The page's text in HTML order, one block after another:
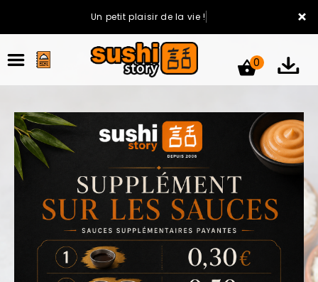
×
Un petit plaisir de la vie !
ACCUEIL
LA CARTE
VOTRE COMPTE
0